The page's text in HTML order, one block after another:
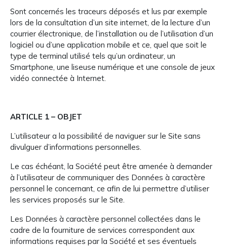
Sont concernés les traceurs déposés et lus par exemple
lors de la consultation d’un site internet, de la lecture d’un
courrier électronique, de l’installation ou de l’utilisation d’un
logiciel ou d’une application mobile et ce, quel que soit le
type de terminal utilisé tels qu’un ordinateur, un
Smartphone, une liseuse numérique et une console de jeux
vidéo connectée à Internet.
ARTICLE 1 – OBJET
L’utilisateur a la possibilité de naviguer sur le Site sans
divulguer d’informations personnelles.
Le cas échéant, la Société peut être amenée à demander
à l’utilisateur de communiquer des Données à caractère
personnel le concernant, ce afin de lui permettre d’utiliser
les services proposés sur le Site.
Les Données à caractère personnel collectées dans le
cadre de la fourniture de services correspondent aux
informations requises par la Société et ses éventuels